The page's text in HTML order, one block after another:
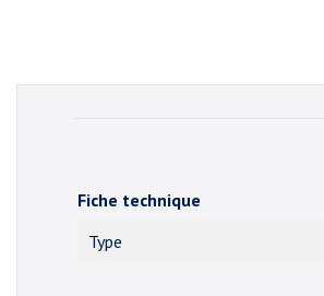
Fiche technique
Type